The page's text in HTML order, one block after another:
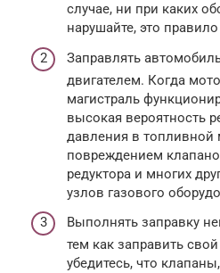
случае, ни при каких
нарушайте, это
Заправлять
двигателем. Когда
магистраль
высокая вероятность
давления в топливной
повреждением
редуктора и многих
узлов газового
Выполнять заправку
тем как заправить
убедитесь, что